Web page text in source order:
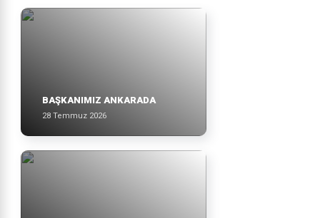
BAŞKANIMIZ ANKARADA
28 Temmuz 2026